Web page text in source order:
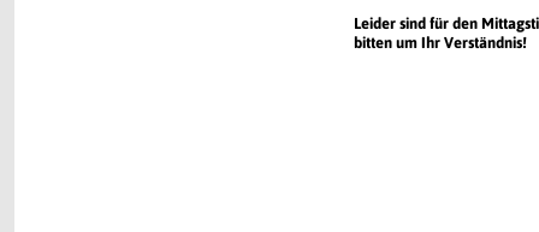
Leider sind für den
bitten um Ihr Verständnis!